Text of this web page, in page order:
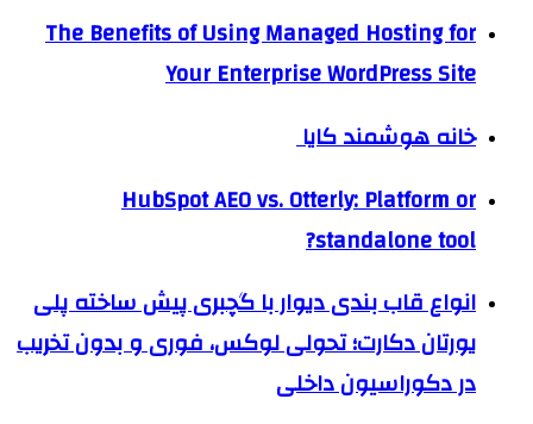
The Benefits of Using Managed Hosting for
Your Enterprise WordPress Site
خانه هوشمند کایا
HubSpot AEO vs. Otterly: Platform or
standalone tool?
انواع قاب بندی دیوار با گچبری پیش ساخته پلی
یورتان دکارت؛ تحولی لوکس، فوری و بدون تخریب
در دکوراسیون داخلی